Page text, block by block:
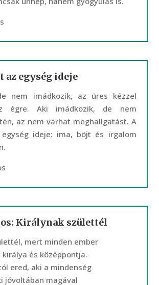
az egység ideje
nem imádkozik, az üres kézzel
égre. Aki imádkozik, de nem
az nem várhat meghallgatást. A
ideje: ima, böjt és irgalom
Királynak születtél
mert minden ember
és középpontja.
ered, aki a mindenség
jóvoltában magával